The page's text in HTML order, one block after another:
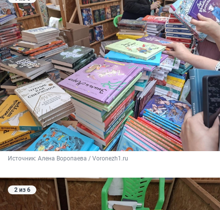
Источник: Алена Воропаева / Voronezh1.ru
2 из 6